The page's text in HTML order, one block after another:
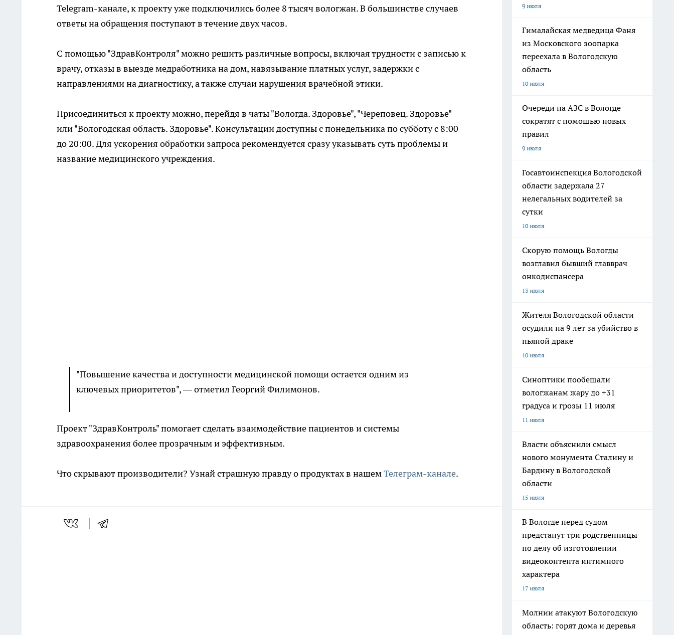
Telegram-канале, к проекту уже подключились более 8 тысяч вологжан. В большинстве случаев
ответы на обращения поступают в течение двух часов.
С помощью "ЗдравКонтроля" можно решить различные вопросы, включая трудности с записью к
врачу, отказы в выезде медработника на дом, навязывание платных услуг, задержки с
направлениями на диагностику, а также случаи нарушения врачебной этики.
Присоединиться к проекту можно, перейдя в чаты "Вологда. Здоровье", "Череповец. Здоровье"
или "Вологодская область. Здоровье". Консультации доступны с понедельника по субботу с 8:00
до 20:00. Для ускорения обработки запроса рекомендуется сразу указывать суть проблемы и
название медицинского учреждения.
"Повышение качества и доступности медицинской помощи остается одним из
ключевых приоритетов", — отметил Георгий Филимонов.
Проект "ЗдравКонтроль" помогает сделать взаимодействие пациентов и системы
здравоохранения более прозрачным и эффективным.
Что скрывают производители? Узнай страшную правду о продуктах в нашемТелеграм-канале.
9 июля
Гималайская медведица Фаня
из Московского зоопарка
переехала в Вологодскую
область
10 июля
Очереди на АЗС в Вологде
сократят с помощью новых
правил
9 июля
Госавтоинспекция Вологодской
области задержала 27
нелегальных водителей за
сутки
10 июля
Скорую помощь Вологды
возглавил бывший главврач
онкодиспансера
13 июля
Жителя Вологодской области
осудили на 9 лет за убийство в
пьяной драке
10 июля
Синоптики пообещали
вологжанам жару до +31
градуса и грозы 11 июля
11 июля
Власти объяснили смысл
нового монумента Сталину и
Бардину в Вологодской
области
15 июля
В Вологде перед судом
предстанут три родственницы
по делу об изготовлении
видеоконтента интимного
характера
17 июля
Молнии атакуют Вологодскую
область: горят дома и деревья